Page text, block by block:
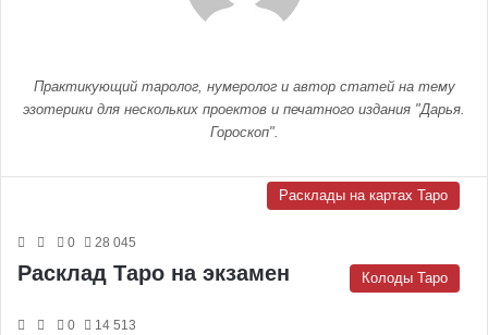
Практикующий таролог, нумеролог и автор статей на тему
эзотерики для нескольких проектов и печатного издания "Дарья.
Гороскоп".
Расклады на картах Таро
0 28 045
Расклад Таро на экзамен Колоды Таро
0 14 513